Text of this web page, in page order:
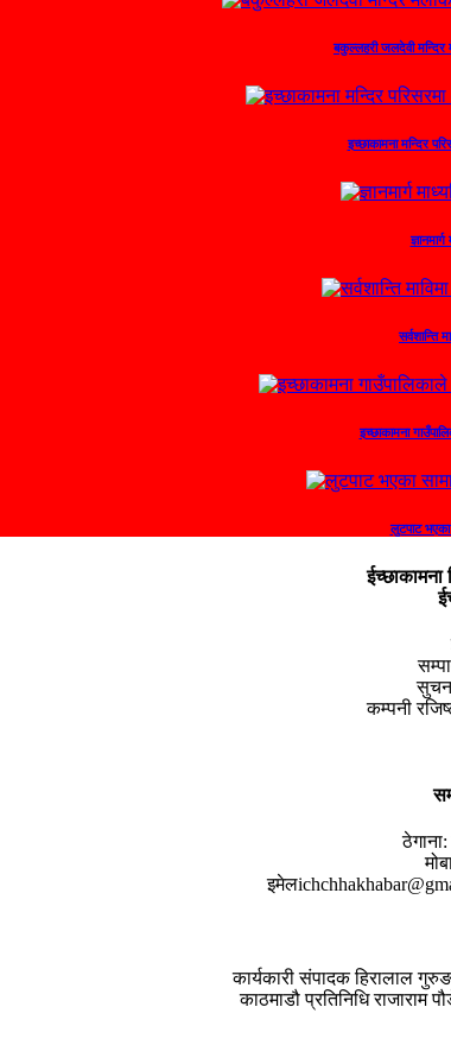
बकुल्लहरी जलदेवी मन्दिर
इच्छाकामना मन्दिर
सर्वशान्ति
इच्छाकामना
लुटपाट भएका
ईच्छाकामना
कम्पनी
ठेगाना:
इमेल
कार्यकारी संपादकहिरालाल
काठमाडौ प्रतिनिधिराजाराम